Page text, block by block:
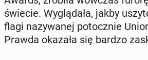
świecie. Wy­glą­da­ła, jakby
flagi na­zy­wa­nej po­tocz­nie
Prawda okazała się bardzo